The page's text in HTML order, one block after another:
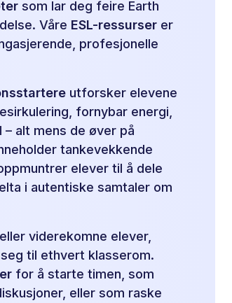
som lar deg feire Earth
Våre ESL-ressurser er
profesjonelle
utforsker elevene
fornybar energi,
alt mens de øver på
tankevekkende
elever til å dele
i autentiske samtaler om
viderekomne elever,
seg til ethvert klasserom.
for å starte timen, som
eller som raske